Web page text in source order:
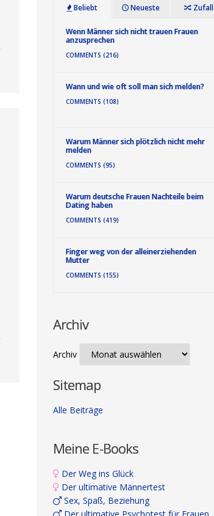
Beliebt Neueste Zufall
Wenn Männer sich nicht trauen Frauen
anzusprechen
COMMENTS (216)
Wann und wie oft soll man sich melden?
COMMENTS (108)
Warum Männer sich plötzlich nicht mehr
melden
COMMENTS (95)
Warum deutsche Frauen Nachteile beim
Dating haben
COMMENTS (419)
Finger weg von der alleinerziehenden
Mutter
COMMENTS (155)
Archiv
Archiv
Sitemap
Alle Beiträge
Meine E-Books
Der Weg ins Glück
Der ultimative Männertest
Sex, Spaß, Beziehung